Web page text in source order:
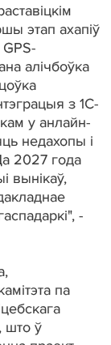
этап ахапіў
алічбоўка
з 1С-
у анлайн-
недахопы і
2027 года
вынікаў,
-
па
што ў